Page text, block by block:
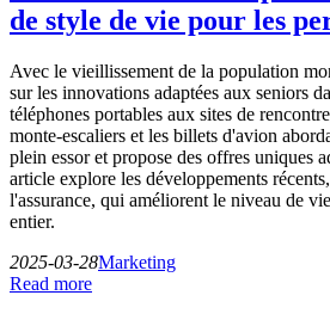
de style de vie pour les
Avec le vieillissement de la population
sur les innovations adaptées aux seniors
téléphones portables aux sites de
monte-escaliers et les billets d'avion
plein essor et propose des offres uniques
article explore les développements
l'assurance, qui améliorent le niveau de
entier.
2025-03-28Marketing
Read more